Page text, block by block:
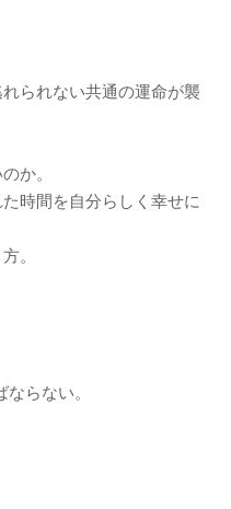
られない共通の運命が襲
か。
時間を自分らしく幸せに
。
らない。